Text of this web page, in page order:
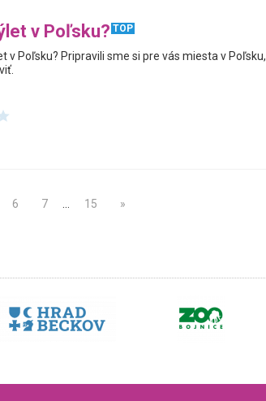
v Poľsku? TOP
v Poľsku? Pripravili sme si pre vás miesta v Poľsku,
6 7 15 »